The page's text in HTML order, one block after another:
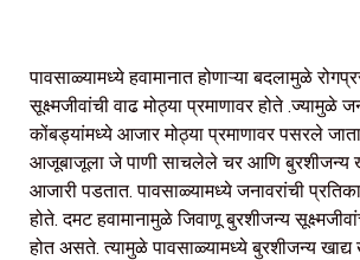
पावसाळ्यामध्ये हवामानात होणाऱ्या बदलामुळे
सूक्ष्मजीवांची वाढ मोठ्या प्रमाणावर होते .ज्यामुळे
कोंबड्यांमध्ये आजार मोठ्या प्रमाणावर पसरले
आजूबाजूला जे पाणी साचलेले चर आणि बुरशीजन्य
आजारी पडतात. पावसाळ्यामध्ये जनावरांची
होते. दमट हवामानामुळे जिवाणू बुरशीजन्य
होत असते. त्यामुळे पावसाळ्यामध्ये बुरशीजन्य खाद्य